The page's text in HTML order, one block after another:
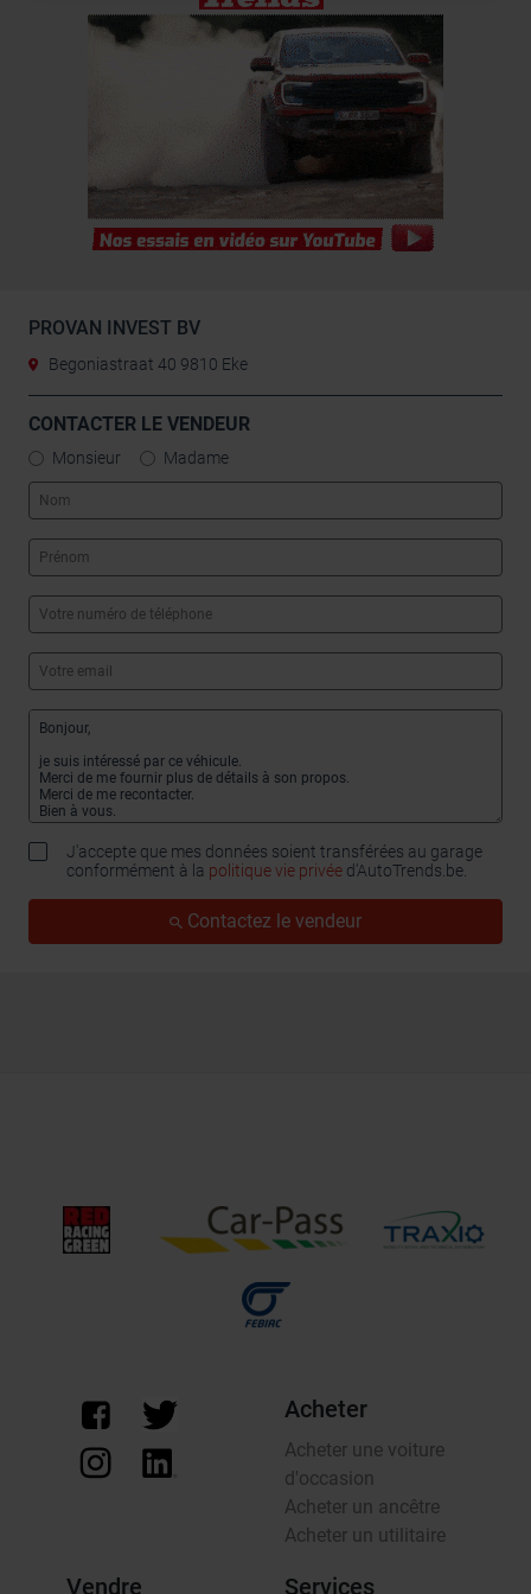
leur avez fournies ou qu’ils ont collectées lors de votre
utilisation de leurs services.
PROVAN INVEST BV
Begoniastraat 40 9810 Eke
CONTACTER LE VENDEUR
Monsieur Madame
J'accepte que mes données soient transférées au garage
conformément à la politique vie privée d’AutoTrends.be.
Contactez le vendeur
Acheter
Acheter une voiture
d'occasion
Acheter un ancêtre
Acheter un utilitaire
Vendre Services